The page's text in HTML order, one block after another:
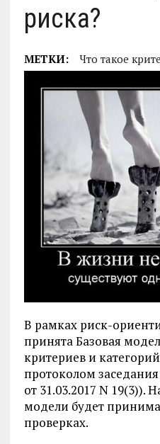
риска?
МЕТКИ: Что такое
В рамках риск-
принята Базовая
критериев и
протоколом
от 31.03.2017 N 19(3)).
модели будет
проверках.